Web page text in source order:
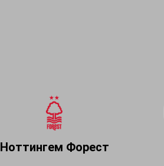
Ноттингем Форест